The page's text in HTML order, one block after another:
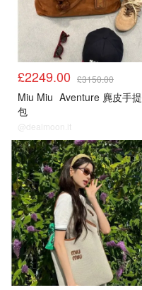
£2249.00 £3150.00
Miu Miu Aventure 麂皮手提
包
@dealmoon.it